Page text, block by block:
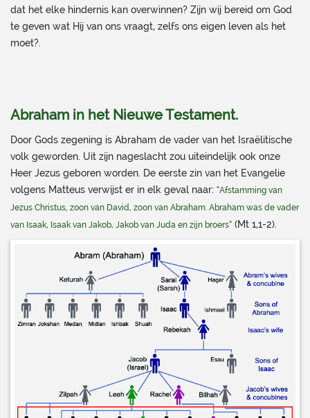
dat het elke hindernis kan overwinnen? Zijn wij bereid om God
te geven wat Hij van ons vraagt, zelfs ons eigen leven als het
moet?.
Abraham in het Nieuwe Testament.
Door Gods zegening is Abraham de vader van het Israëlitische
volk geworden. Uit zijn nageslacht zou uiteindelijk ook onze
Heer Jezus geboren worden. De eerste zin van het Evangelie
volgens Matteus verwijst er in elk geval naar: “Afstamming van
Jezus Christus, zoon van David, zoon van Abraham. Abraham was de vader
van Isaak, Isaak van Jakob, Jakob van Juda en zijn broers” (Mt 1,1-2).